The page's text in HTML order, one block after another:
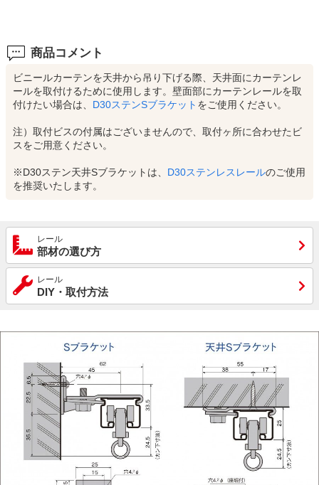
商品コメント
ビニールカーテンを天井から吊り下げる際、天井面にカーテンレ
ールを取付けるために使用します。壁面部にカーテンレールを取
付けたい場合は、 D30ステンSブラケット をご使用ください。
注）取付ビスの付属はございませんので、取付ヶ所に合わせたビ
スをご用意ください。
※D30ステン天井Sブラケットは、 D30ステンレスレールのご使用
を推奨いたします。
レール
部材の選び方
レール
DIY・取付方法